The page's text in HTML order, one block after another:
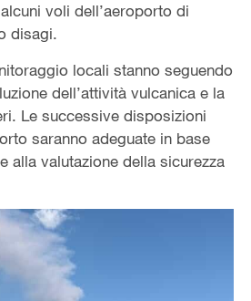
voli dell’aeroporto di
disagi.
locali stanno seguendo
dell’attività vulcanica e la
Le successive disposizioni
saranno adeguate in base
alla valutazione della sicurezza